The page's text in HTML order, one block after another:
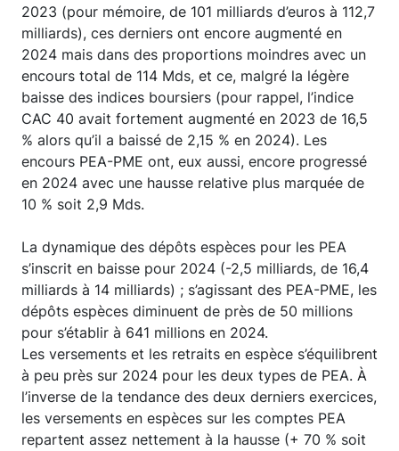
2023 (pour mémoire, de 101 milliards d’euros à 112,7
milliards), ces derniers ont encore augmenté en
2024 mais dans des proportions moindres avec un
encours total de 114 Mds, et ce, malgré la légère
baisse des indices boursiers (pour rappel, l’indice
CAC 40 avait fortement augmenté en 2023 de 16,5
% alors qu’il a baissé de 2,15 % en 2024). Les
encours PEA-PME ont, eux aussi, encore progressé
en 2024 avec une hausse relative plus marquée de
10 % soit 2,9 Mds.
La dynamique des dépôts espèces pour les PEA
s’inscrit en baisse pour 2024 (-2,5 milliards, de 16,4
milliards à 14 milliards) ; s’agissant des PEA-PME, les
dépôts espèces diminuent de près de 50 millions
pour s’établir à 641 millions en 2024.
Les versements et les retraits en espèce s’équilibrent
à peu près sur 2024 pour les deux types de PEA. À
l’inverse de la tendance des deux derniers exercices,
les versements en espèces sur les comptes PEA
repartent assez nettement à la hausse (+ 70 % soit